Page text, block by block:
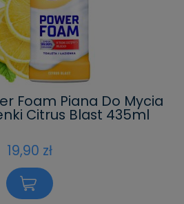
Foam Piana Do Mycia
Citrus Blast 435ml
19,90 zł